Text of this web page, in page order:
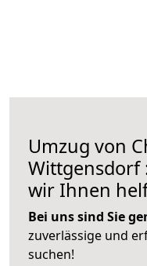
Umzug von
Wittgensdorf
wir Ihnen
Bei uns sind Sie
zuverlässige und
suchen!